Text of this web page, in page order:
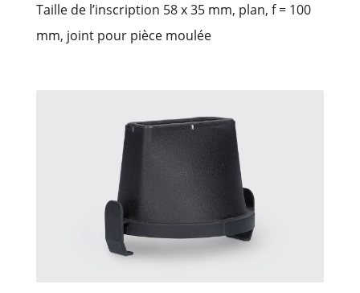
Taille de l’inscription 58 x 35 mm, plan, f = 100
mm, joint pour pièce moulée